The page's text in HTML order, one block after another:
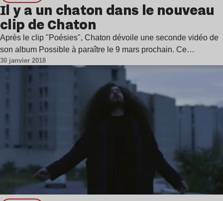
Il y a un chaton dans le nouveau
clip de Chaton
Après le clip "Poésies", Chaton dévoile une seconde vidéo de
son album Possible à paraître le 9 mars prochain. Ce…
30 janvier 2018